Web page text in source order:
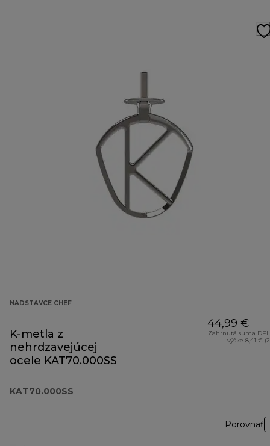
NADSTAVCE CHEF
K-metla z
nehrdzavejúcej
ocele KAT70.000SS
KAT70.000SS
44,99 €
Zahrnutá suma
výške 8,41 €
Porovnať